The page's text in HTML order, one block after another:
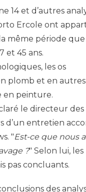
14 et d’autres
Ercole ont
même période que
et 45 ans.
les os
plomb et en autres
en peinture.
le directeur des
d’un entretien
"Est-ce que nous
?" Selon lui, les
pas concluants.
des